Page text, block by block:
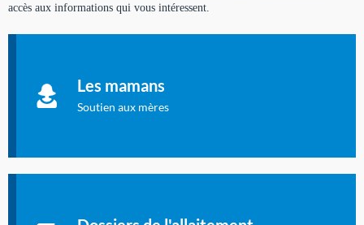
accès aux informations qui vous intéressent.
Les mamans
Soutien aux mères
à allaiter et vous informer : toutes les rubriques qui
concernent l'allaitement.